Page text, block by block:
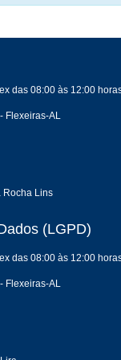
das 08:00 às 12:00
Flexeiras-AL
Rocha Lins
(LGPD)
das 08:00 às 12:00
Flexeiras-AL